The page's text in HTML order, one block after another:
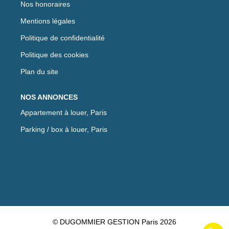
Nos honoraires
Mentions légales
Politique de confidentialité
Politique des cookies
Plan du site
NOS ANNONCES
Appartement à louer, Paris
Parking / box à louer, Paris
© DUGOMMIER GESTION Paris 2026